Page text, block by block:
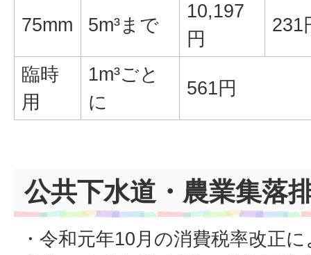
75mm 5m³まで
10,197
円
231
臨時
用
1m³ごと
に
561円
公共下水道・農業集落
・令和元年10月の消費税率改正